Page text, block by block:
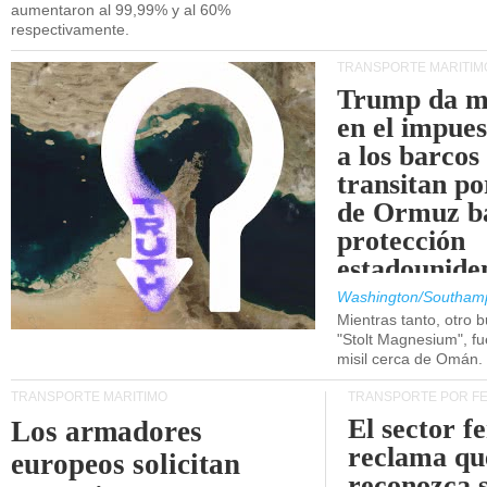
aumentaron al 99,99% y al 60%
respectivamente.
TRANSPORTE
Trump da
en el
a los barcos
transitan
de Ormuz
protección
Washington/
Mientras tanto, otro
"Stolt Magnesium",
misil cerca de Omán.
TRANSPORTE MARÍTIMO
Los armadores
europeos solicitan
TRANSPORTE POR
El sector
reclama